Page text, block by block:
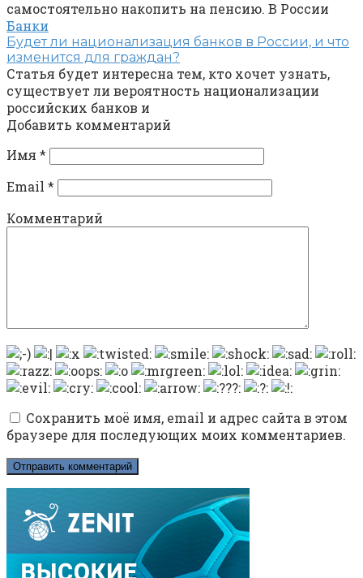
самостоятельно накопить на пенсию. В России
Банки
Будет ли национализация банков в России, и что
изменится для граждан?
Статья будет интересна тем, кто хочет узнать,
существует ли вероятность национализации
российских банков и
Добавить комментарий
Имя *
Email *
Комментарий
Сохранить моё имя, email и адрес сайта в этом
браузере для последующих моих комментариев.